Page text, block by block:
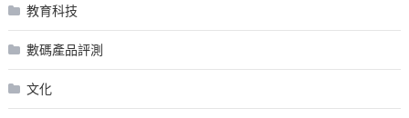
教育科技
數碼產品評測
文化